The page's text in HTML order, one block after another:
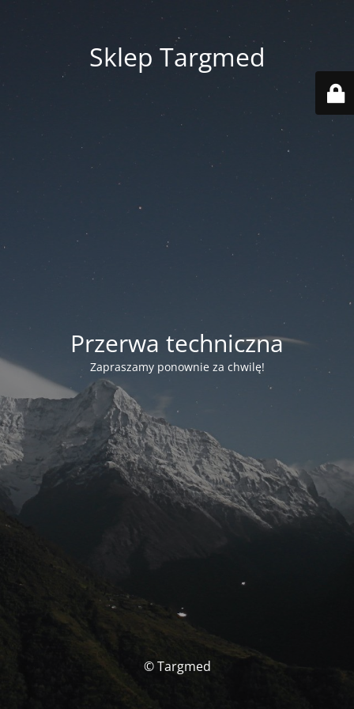
Sklep Targmed
Przerwa techniczna
Zapraszamy ponownie za chwilę!
© Targmed